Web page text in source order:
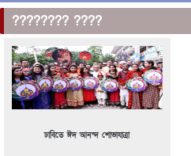
???????? ????
ঢাবিতে ঈদ আনন্দ শোভাযাত্রা